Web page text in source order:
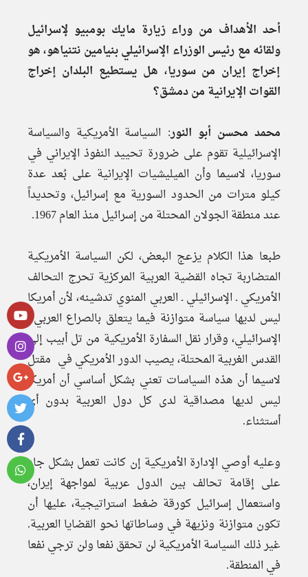
أحد الأهداف من وراء زيارة مايك بومبيو لإسرائيل
ولقائه مع رئيس الوزراء الإسرائيلي بنيامين نتنياهو، هو
إخراج إيران من سوريا، هل يستطيع البلدان إخراج
القوات الإيرانية من دمشق؟
محمد محسن أبو النور: السياسة الأمريكية والسياسة
الإسرائيلية تقوم على ضرورة تحييد النفوذ الإيراني في
سوريا، لاسيما وأن الميليشيات الإيرانية على بُعد عدة
كيلو مترات من الحدود السورية مع إسرائيل، وتحديداً
عند منطقة الجولان المحتلة من إسرائيل منذ العام 1967.
طبعا هذا الكلام يزعج البعض، لكن السياسة الأمريكية
المتضاربة تجاه القضية العربية المركزية تحرج التحالف
الأمريكي ـ الإسرائيلي ـ العربي المنوي تدشينه، لأن أمريكا
ليس لديها سياسة متوازنة فيما يتعلق بالصراع العربي ـ
الإسرائيلي، وقرار نقل السفارة الأمريكية من تل أبيب إلى
القدس الغربية المحتلة، يصيب الدور الأمريكي في مقتل
لاسيما أن هذه السياسات تعني بشكل أساسي أن أمريكا
ليس لديها مصداقية لدى كل دول العربية بدون أي
أستثناء.
وعليه أوصي الإدارة الأمريكية إن كانت تعمل بشكل جاد
على إقامة تحالف بين الدول عربية لمواجهة إيران،
واستعمال إسرائيل كورقة ضغط استراتيجية، عليها أن
تكون متوازنة ونزيهة في وساطاتها نحو القضايا العربية.
غير ذلك السياسة الأمريكية لن تحقق نفعا ولن ترجي نفعا
في المنطقة.